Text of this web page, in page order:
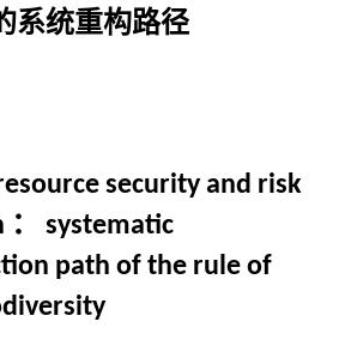
系统重构路径
security and risk
： systematic
path of the rule of